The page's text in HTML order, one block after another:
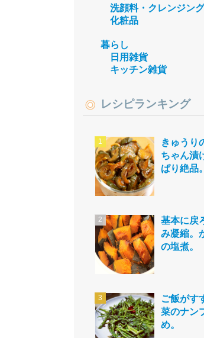
洗顔料・クレンジング
化粧品
暮らし
日用雑貨
キッチン雑貨
レシピランキング
きゅうり
ちゃん漬
ぱり絶品。
基本に戻
み凝縮。
の塩煮。
ご飯がす
菜のナン
め。